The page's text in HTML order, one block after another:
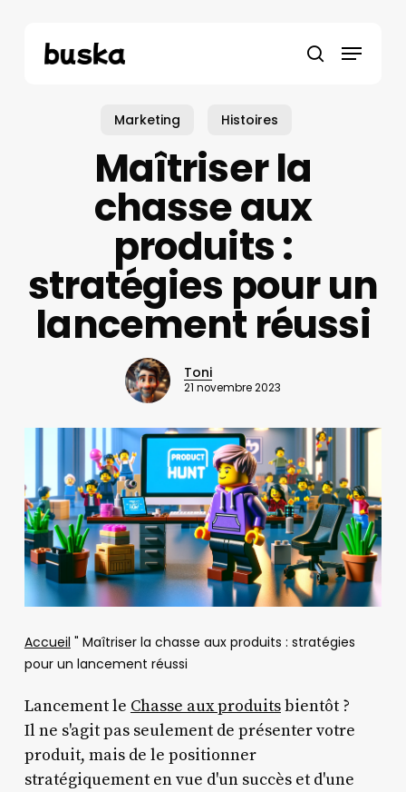
recherche
Menu
Marketing Histoires
Maîtriser la
chasse aux
produits :
stratégies pour un
lancement réussi
Toni
21 novembre 2023
Accueil " Maîtriser la chasse aux produits : stratégies
pour un lancement réussi
Lancement le Chasse aux produitsbientôt ?
Il ne s'agit pas seulement de présenter votre
produit, mais de le positionner
stratégiquement en vue d'un succès et d'une